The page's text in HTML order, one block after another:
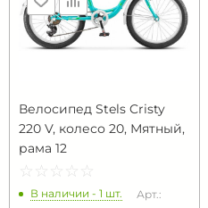
Велосипед Stels Cristy
220 V, колесо 20, Мятный,
рама 12
☆ ☆ ☆ ☆ ☆
★ ★ ★ ★ ★
В наличии - 1 шт. Арт.: